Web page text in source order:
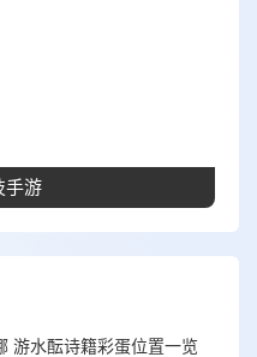
手游
游水酝诗籍彩蛋位置一览